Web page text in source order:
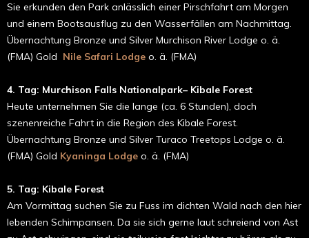
Sie erkunden den Park anlässlich einer Pirschfahrt am Morgen
und einem Bootsausflug zu den Wasserfällen am Nachmittag.
Übernachtung Bronze und Silver Murchison River Lodge o. ä.
(FMA) Gold Nile Safari Lodge o. ä. (FMA)
4. Tag: Murchison Falls Nationalpark– Kibale Forest
Heute unternehmen Sie die lange (ca. 6 Stunden), doch
szenenreiche Fahrt in die Region des Kibale Forest.
Übernachtung Bronze und Silver Turaco Treetops Lodge o. ä.
(FMA) Gold Kyaninga Lodge o. ä. (FMA)
5. Tag: Kibale Forest
Am Vormittag suchen Sie zu Fuss im dichten Wald nach den hier
lebenden Schimpansen. Da sie sich gerne laut schreiend von Ast